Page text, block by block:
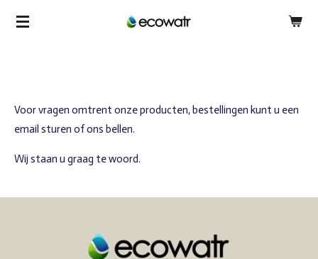
Ga
Voor vragen omtrent onze producten, bestellingen kunt u een
email sturen of ons bellen.
Wij staan u graag te woord.